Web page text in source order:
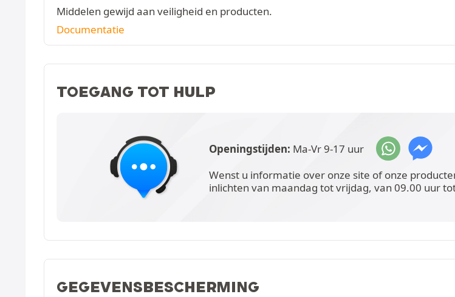
Middelen gewijd aan veiligheid en producten.
Documentatie
TOEGANG TOT HULP
Openingstijden: Ma-Vr 9-17 uur
Wenst u informatie over onze site of onze
inlichten van maandag tot vrijdag, van 09.00 uur
GEGEVENSBESCHERMING